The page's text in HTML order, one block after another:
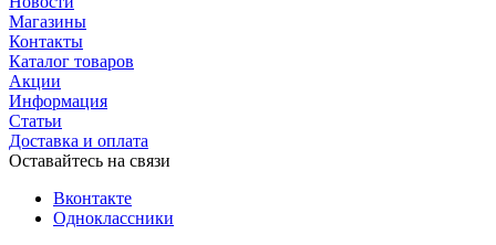
Магазины
Контакты
Каталог товаров
Акции
Информация
Статьи
Доставка и оплата
Оставайтесь на связи
Вконтакте
Одноклассники